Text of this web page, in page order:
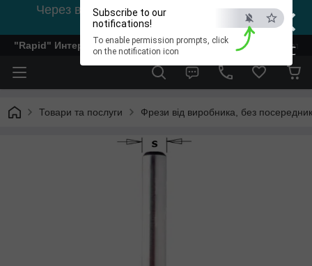
×
ESC
Subscribe to our
notifications!
To enable permission prompts, click
on the notification icon
Через відсутність світла, зв'язок на viber
0978002056
"Rapid" Интернет-магазин деревообрабатывающего
Товари та послуги Фрези від виробника, без